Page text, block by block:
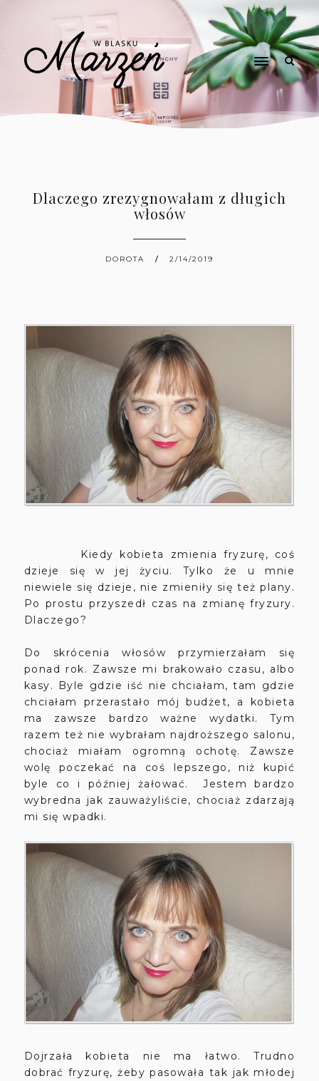
Dlaczego zrezygnowałam z długich
włosów
DOROTA 2/14/2019
Kiedy kobieta zmienia fryzurę, coś
dzieje się w jej życiu. Tylko że u mnie
niewiele się dzieje, nie zmieniły się też plany.
Po prostu przyszedł czas na zmianę fryzury.
Dlaczego?
Do skrócenia włosów przymierzałam się
ponad rok. Zawsze mi brakowało czasu, albo
kasy. Byle gdzie iść nie chciałam, tam gdzie
chciałam przerastało mój budżet, a kobieta
ma zawsze bardzo ważne wydatki. Tym
razem też nie wybrałam najdroższego salonu,
chociaż miałam ogromną ochotę. Zawsze
wolę poczekać na coś lepszego, niż kupić
byle co i później żałować. Jestem bardzo
wybredna jak zauważyliście, chociaż zdarzają
mi się wpadki.
Dojrzała kobieta nie ma łatwo. Trudno
dobrać fryzurę, żeby pasowała tak jak młodej